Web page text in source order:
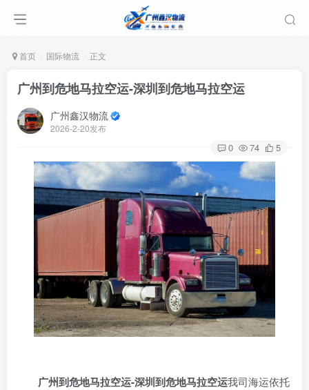
首页 国际物流 正文
广州到危地马拉空运-深圳到危地马拉空运
广州鑫汉物流
2026-2-20发布
0 74 5
广州到危地马拉空运-深圳到危地马拉空运我司海运依托